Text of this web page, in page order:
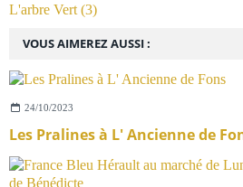
VOUS AIMEREZ AUSSI :
24/10/2023
Les Pralines à L' Ancienne de
L'arbre Vert (3)